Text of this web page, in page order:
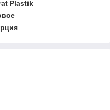
Plastik